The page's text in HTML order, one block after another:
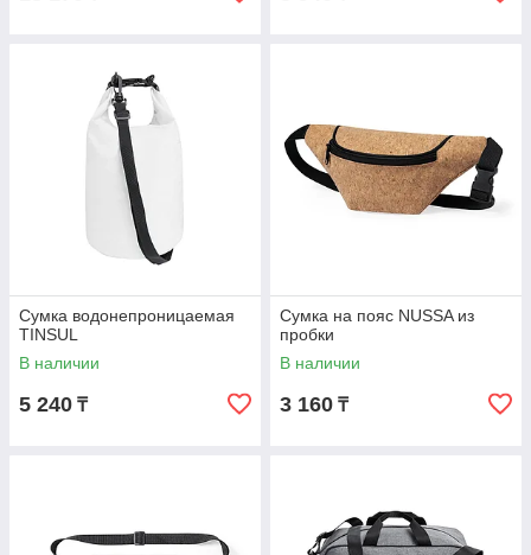
Сумка водонепроницаемая
TINSUL
В наличии
5 240 ₸
Сумка на пояс NUSSA из
пробки
В наличии
3 160 ₸